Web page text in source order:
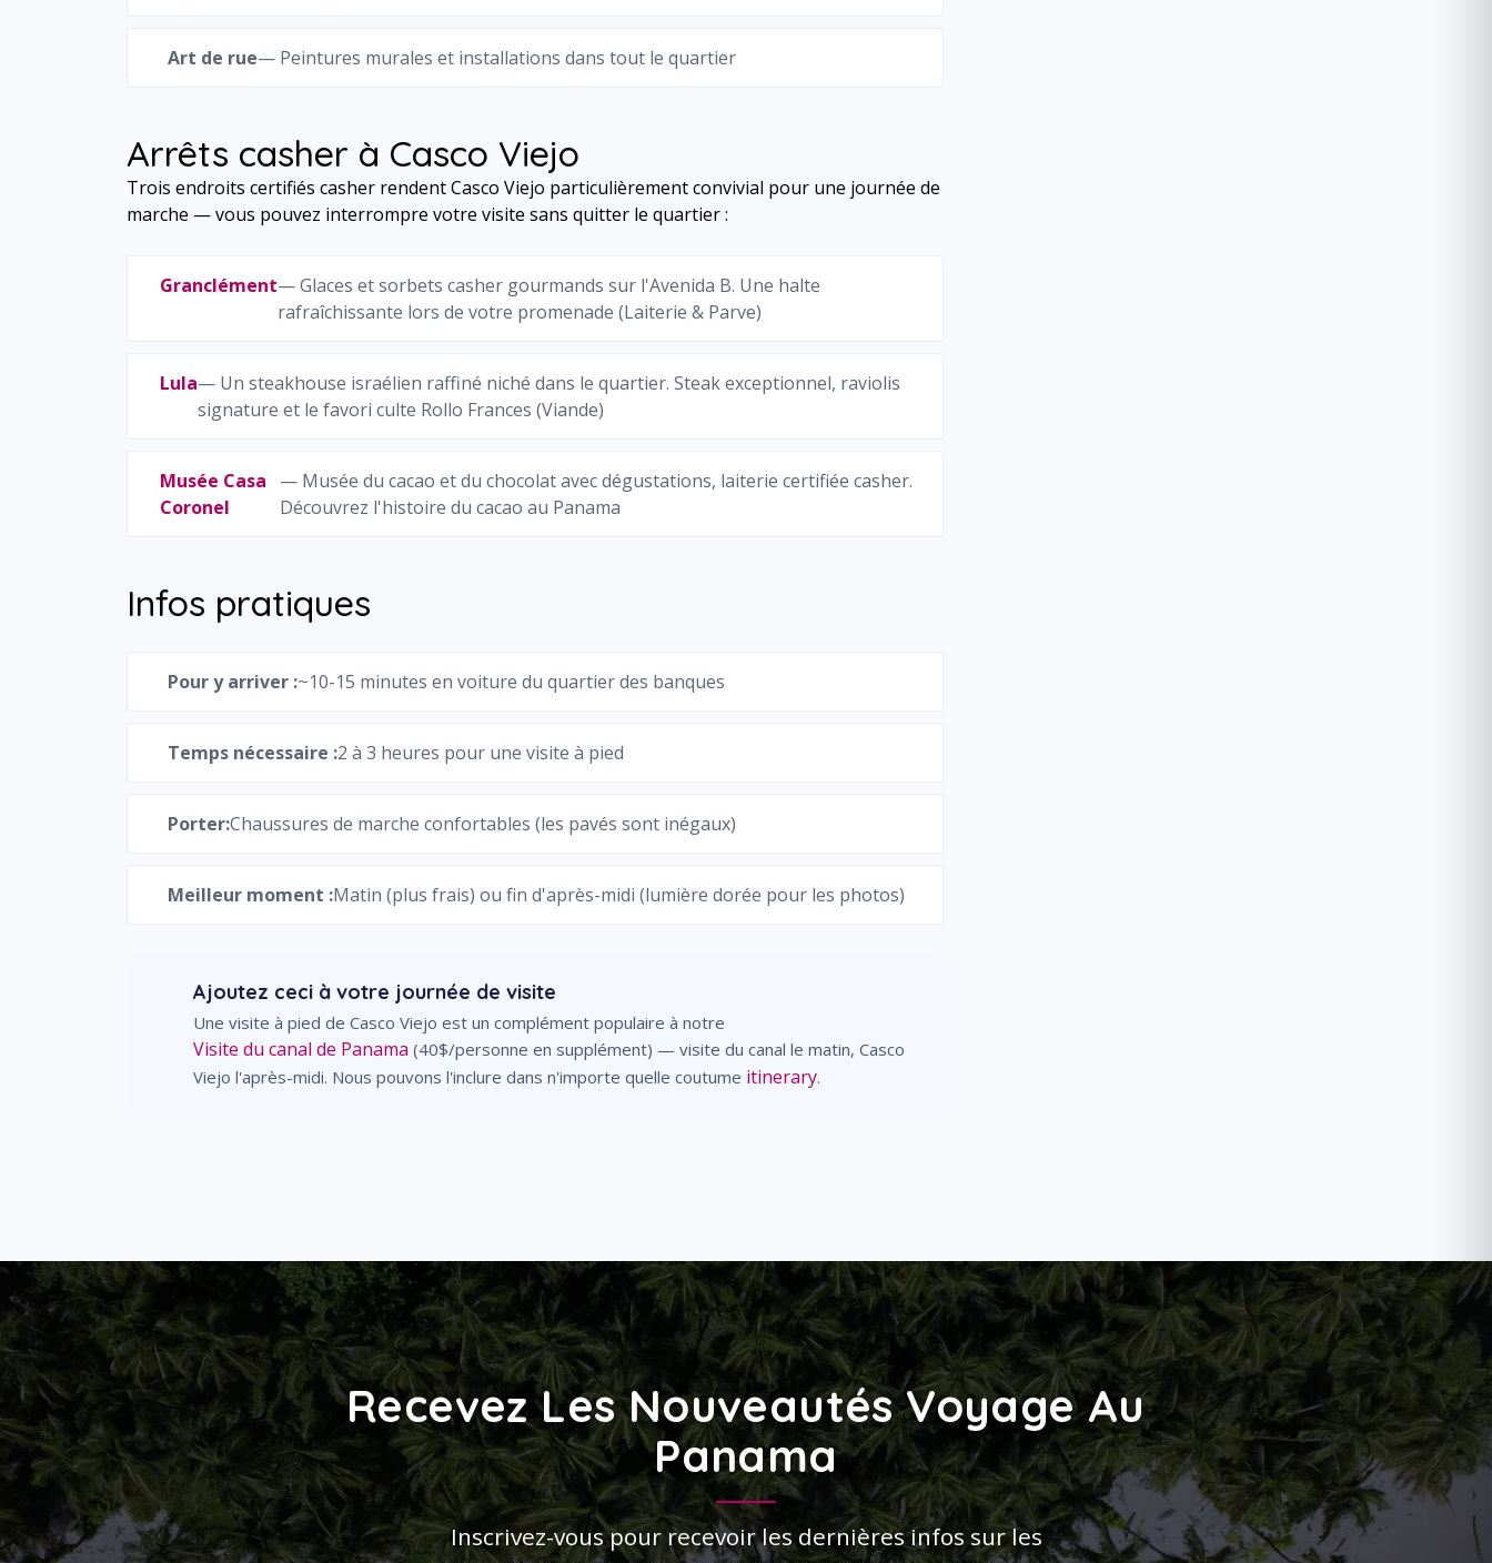
Art de rue— Peintures murales et installations dans tout le quartier
Arrêts casher à Casco Viejo
Trois endroits certifiés casher rendent Casco Viejo particulièrement convivial pour une journée de
marche — vous pouvez interrompre votre visite sans quitter le quartier :
Granclément— Glaces et sorbets casher gourmands sur l'Avenida B. Une halte
rafraîchissante lors de votre promenade (Laiterie & Parve)
Lula— Un steakhouse israélien raffiné niché dans le quartier. Steak exceptionnel, raviolis
signature et le favori culte Rollo Frances (Viande)
Musée Casa
Coronel
— Musée du cacao et du chocolat avec dégustations, laiterie certifiée casher.
Découvrez l'histoire du cacao au Panama
Infos pratiques
Pour y arriver :~10-15 minutes en voiture du quartier des banques
Temps nécessaire :2 à 3 heures pour une visite à pied
Porter:Chaussures de marche confortables (les pavés sont inégaux)
Meilleur moment :Matin (plus frais) ou fin d'après-midi (lumière dorée pour les photos)
Ajoutez ceci à votre journée de visite
Une visite à pied de Casco Viejo est un complément populaire à notre
Visite du canal de Panama (40$/personne en supplément) — visite du canal le matin, Casco
Viejo l'après-midi. Nous pouvons l'inclure dans n'importe quelle coutume itinerary.
Recevez Les Nouveautés Voyage Au
Panama
Inscrivez-vous pour recevoir les dernières infos sur les